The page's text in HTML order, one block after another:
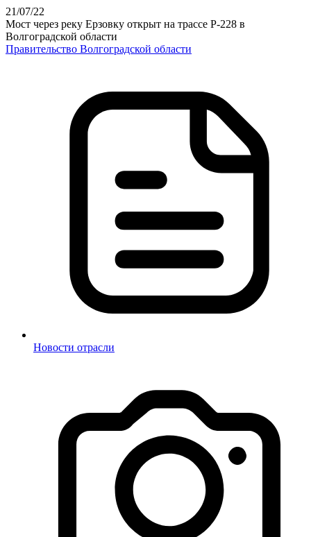
21/07/22
Мост через реку Ерзовку открыт на трассе Р-228 в
Волгоградской области
Правительство Волгоградской области
Новости отрасли